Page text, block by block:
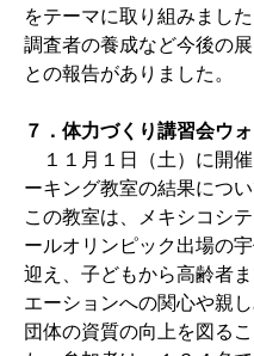
をテーマに取り組みました
調査者の養成など今後の
との報告がありました。
７．体力づくり講習会ウ
１１月１日（土）に開
ーキング教室の結果につ
この教室は、メキシコシ
ールオリンピック出場の
迎え、子どもから高齢者
エーションへの関心や親
団体の資質の向上を図る